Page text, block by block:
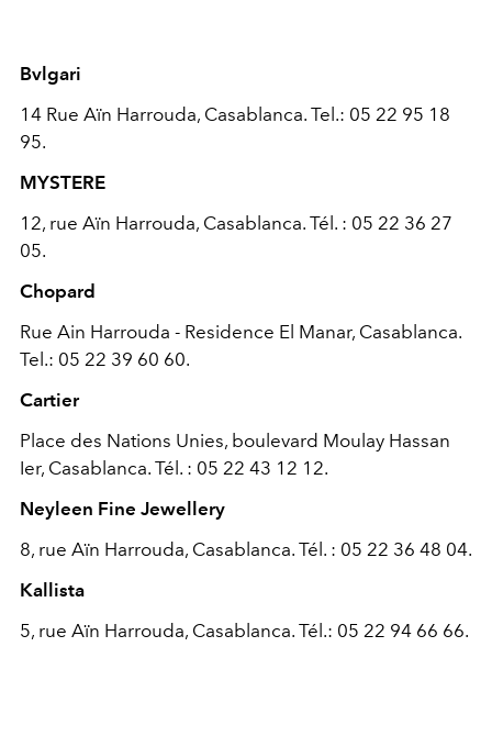
Bvlgari
14 Rue Aïn Harrouda, Casablanca. Tel.: 05 22 95 18
95.
MYSTERE
12, rue Aïn Harrouda, Casablanca. Tél. : 05 22 36 27
05.
Chopard
Rue Ain Harrouda - Residence El Manar, Casablanca.
Tel.: 05 22 39 60 60.
Cartier
Place des Nations Unies, boulevard Moulay Hassan
Ier, Casablanca. Tél. : 05 22 43 12 12.
Neyleen Fine Jewellery
8, rue Aïn Harrouda, Casablanca. Tél. : 05 22 36 48 04.
Kallista
5, rue Aïn Harrouda, Casablanca. Tél.: 05 22 94 66 66.